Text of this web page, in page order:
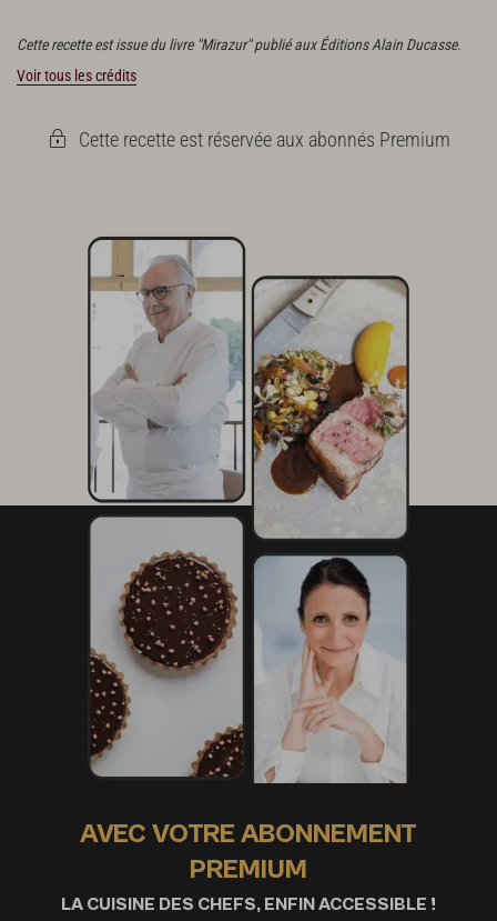
Cette recette est issue du livre "Mirazur" publié aux Éditions Alain Ducasse.
Voir tous les crédits
Cette recette est réservée aux abonnés Premium
AVEC VOTRE ABONNEMENT
PREMIUM
LA CUISINE DES CHEFS, ENFIN ACCESSIBLE !